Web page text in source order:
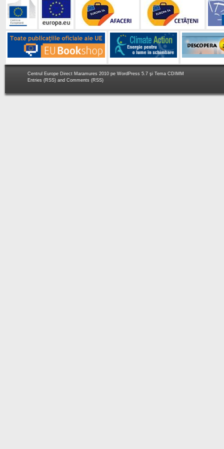
Centrul Europe Direct Maramures 2010 pe WordPress 5.7 şi Tema CDIMM
Entries (RSS) and Comments (RSS)